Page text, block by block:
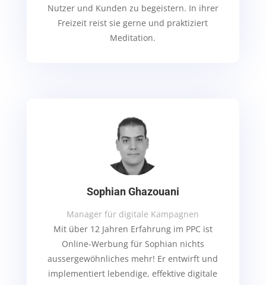
Nutzer und Kunden zu begeistern. In ihrer
Freizeit reist sie gerne und praktiziert
Meditation.
Sophian Ghazouani
Manager für digitale Kampagnen
Mit über 12 Jahren Erfahrung im PPC ist
Online-Werbung für Sophian nichts
aussergewöhnliches mehr! Er entwirft und
implementiert lebendige, effektive digitale